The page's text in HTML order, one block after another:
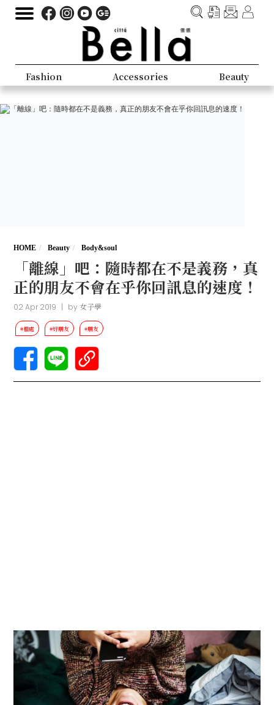
Fashion Accessories Beauty
HOME Beauty Body&soul
「離線」吧：隨時都在不是義務，真
正的朋友不會在乎你回訊息的速度！
02 Apr 2019 | by 女子學
#相處 #好朋友 #朋友